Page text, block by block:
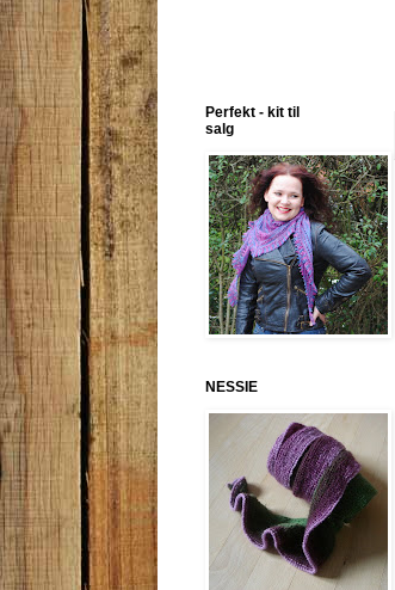
Perfekt - kit til
salg
NESSIE